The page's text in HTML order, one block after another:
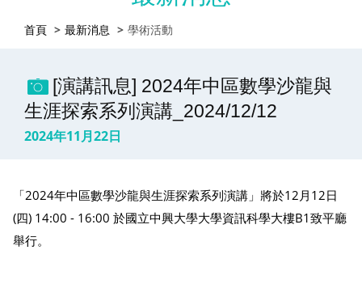
首頁 最新消息 學術活動
[演講訊息] 2024年中區數學沙龍與
生涯探索系列演講_2024/12/12
2024年11月22日
「2024年中區數學沙龍與生涯探索系列演講」將於12月12日
(四) 14:00 - 16:00 於國立中興大學大學資訊科學大樓B1致平廳
舉行。